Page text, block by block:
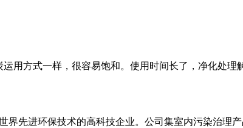
方式一样，很容易饱和。使用时间长了，净化处理
进环保技术的高科技企业。公司集室内污染治理